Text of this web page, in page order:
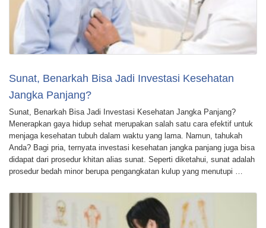
Sunat, Benarkah Bisa Jadi Investasi Kesehatan
Jangka Panjang?
Sunat, Benarkah Bisa Jadi Investasi Kesehatan Jangka Panjang?
Menerapkan gaya hidup sehat merupakan salah satu cara efektif untuk
menjaga kesehatan tubuh dalam waktu yang lama. Namun, tahukah
Anda? Bagi pria, ternyata investasi kesehatan jangka panjang juga bisa
didapat dari prosedur khitan alias sunat. Seperti diketahui, sunat adalah
prosedur bedah minor berupa pengangkatan kulup yang menutupi …